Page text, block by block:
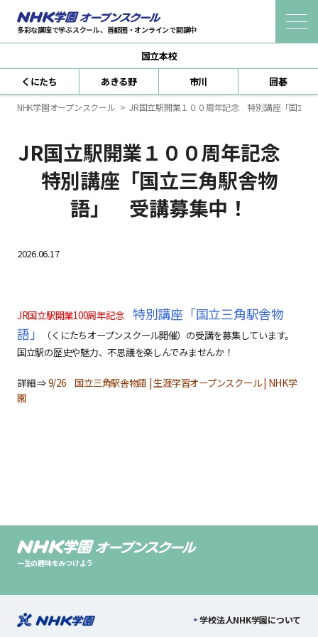
多彩な講座で学ぶスクール、首都圏・オンラインで開講中
受講までの流れ
新規会員登録
よくあるご質問
受講規約
国立本校
くにたち
あきる野 市川 囲碁
NHK学園オープンスクール JR国立駅開業１００周年記念 特別講座「国立
JR国立駅開業１００周年記念
特別講座「国立三角駅舎物
語」 受講募集中！
2026.06.17
JR国立駅開業100周年記念
特別講座「国立三角駅舎物
語」
（くにたちオープンスクール開催）の受講を募集しています。
国立駅の歴史や魅力、不思議を楽しんでみませんか！
詳細 ⇒9/26 国立三角駅舎物語 | 生涯学習オープンスクール | NHK学
園
一生の趣味をみつけよう
学校法人NHK学園について